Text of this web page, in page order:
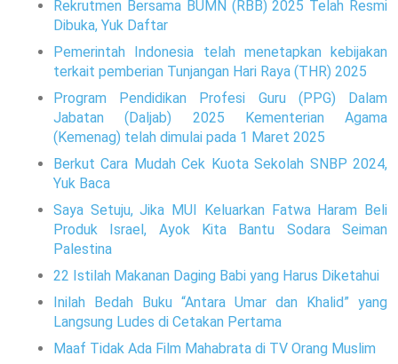
Rekrutmen Bersama BUMN (RBB) 2025 Telah Resmi
Dibuka, Yuk Daftar
Pemerintah Indonesia telah menetapkan kebijakan
terkait pemberian Tunjangan Hari Raya (THR) 2025
Program Pendidikan Profesi Guru (PPG) Dalam
Jabatan (Daljab) 2025 Kementerian Agama
(Kemenag) telah dimulai pada 1 Maret 2025
Berkut Cara Mudah Cek Kuota Sekolah SNBP 2024,
Yuk Baca
Saya Setuju, Jika MUI Keluarkan Fatwa Haram Beli
Produk Israel, Ayok Kita Bantu Sodara Seiman
Palestina
22 Istilah Makanan Daging Babi yang Harus Diketahui
Inilah Bedah Buku “Antara Umar dan Khalid” yang
Langsung Ludes di Cetakan Pertama
Maaf Tidak Ada Film Mahabrata di TV Orang Muslim